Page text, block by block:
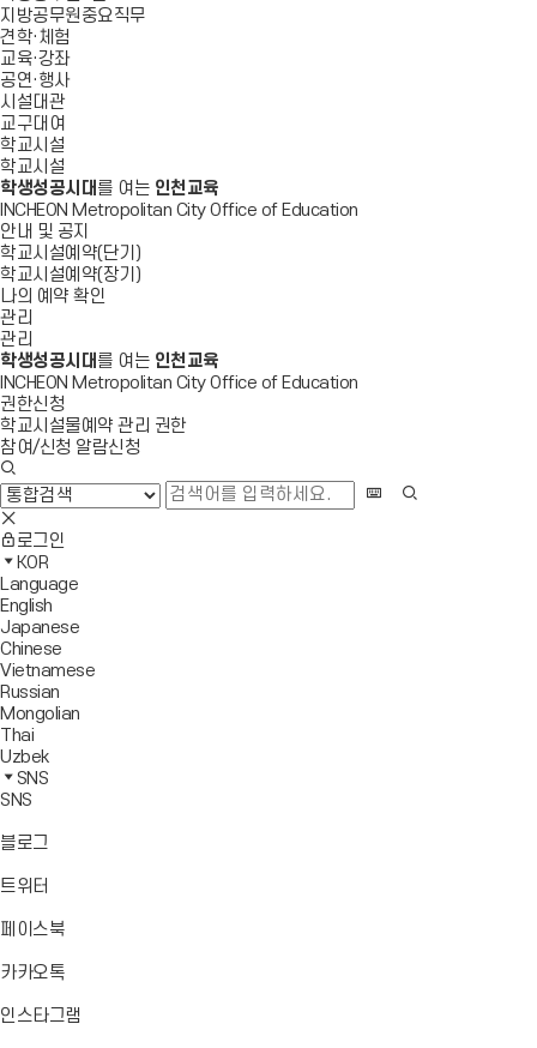
지방공무원중요직무
견학·체험
교육·강좌
공연·행사
시설대관
교구대여
학교시설
학교시설
학생성공시대 를 여는 인천교육
INCHEON Metropolitan City Office of Education
안내 및 공지
학교시설예약(단기)
학교시설예약(장기)
나의 예약 확인
관리
관리
학생성공시대 를 여는 인천교육
INCHEON Metropolitan City Office of Education
권한신청
학교시설물예약 관리 권한
참여/신청 알람신청
검
색
창
열
기
검
검
색
영
역
닫
기
사
이
트
맵
이
동
모
바
일
메
뉴
열
기
전
체
메
뉴
로그인
KOR
Language
English
Japanese
Chinese
Vietnamese
Russian
Mongolian
Thai
Uzbek
SNS
SNS
블로그
트위터
가
페이스북바
가
카카오톡바
가
인스타그램